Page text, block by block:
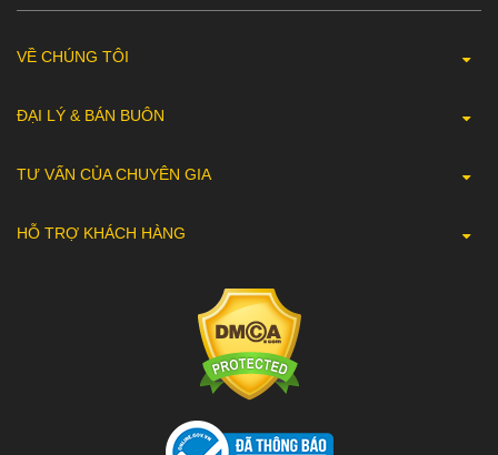
VỀ CHÚNG TÔI
ĐẠI LÝ & BÁN BUÔN
TƯ VẤN CỦA CHUYÊN GIA
HỖ TRỢ KHÁCH HÀNG